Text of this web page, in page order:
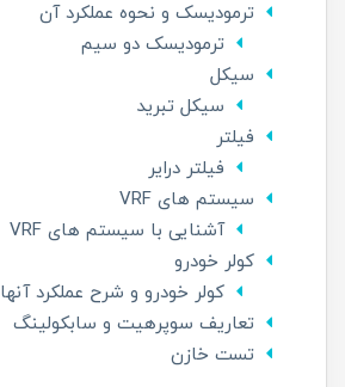
ترمودیسک و نحوه عملکرد آن
ترمودیسک دو سیم
سیکل
سیکل تبرید
فیلتر
فیلتر درایر
سیستم های VRF
آشنایی با سیستم های VRF
کولر خودرو
کولر خودرو و شرح عملکرد آنها
تعاریف سوپرهیت و سابکولینگ
تست خازن